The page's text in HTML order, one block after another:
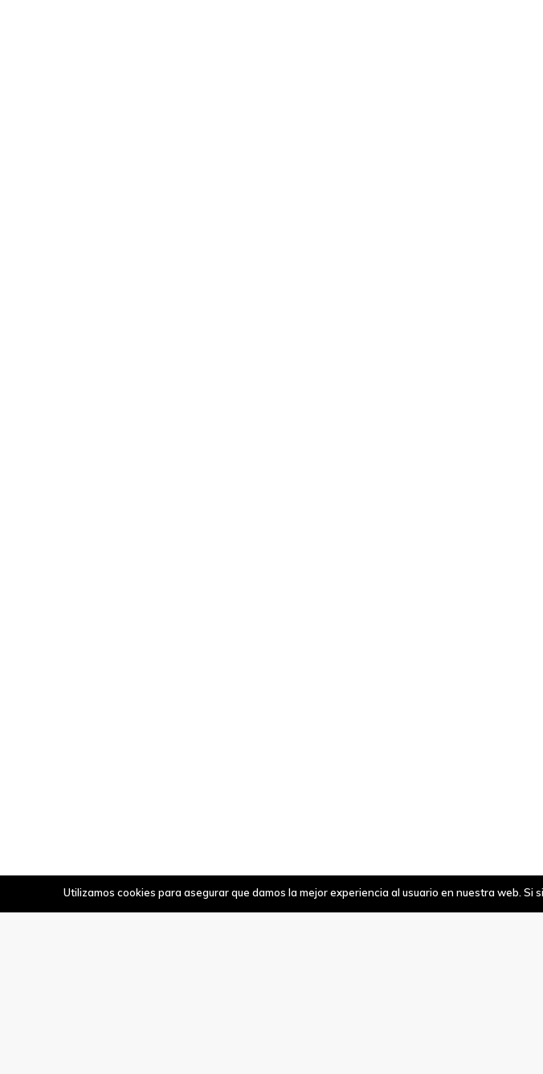
Utilizamos cookies para asegurar que damos la mejor experiencia al usuario en nuestra web. Si